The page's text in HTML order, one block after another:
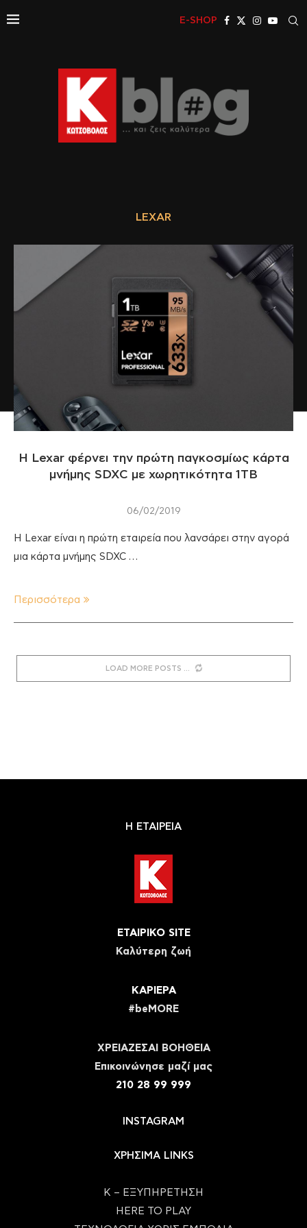
E-SHOP
LEXAR
Η Lexar φέρνει την πρώτη παγκοσμίως κάρτα
μνήμης SDXC με χωρητικότητα 1ΤΒ
06/02/2019
H Lexar είναι η πρώτη εταιρεία που λανσάρει στην αγορά
μια κάρτα μνήμης SDXC …
Περισσότερα
LOAD MORE POSTS
Η ΕΤΑΙΡΕΙΑ
ΕΤΑΙΡΙΚΟ SITE
Καλύτερη ζωή
ΚΑΡΙΕΡΑ
#beMORE
ΧΡΕΙΑΖΕΣΑΙ ΒΟΗΘΕΙΑ
Eπικοινώνησε μαζί μας
210 28 99 999
INSTAGRAM
ΧΡΗΣΙΜΑ LINKS
Κ – ΕΞΥΠΗΡΕΤΗΣΗ
HERE TO PLAY